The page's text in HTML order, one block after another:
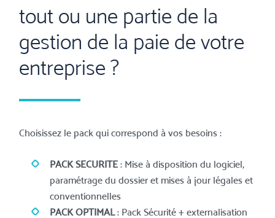
tout ou une partie de la
gestion de la paie de votre
entreprise ?
Choisissez le pack qui correspond à vos besoins :
PACK SECURITE : Mise à disposition du logiciel,
paramétrage du dossier et mises à jour légales et
conventionnelles
PACK OPTIMAL: Pack Sécurité + externalisation